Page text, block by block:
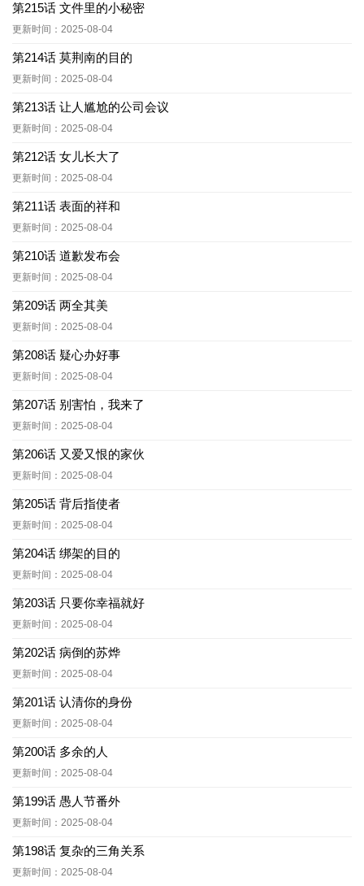
第215话 文件里的小秘密
更新时间：2025-08-04
第214话 莫荆南的目的
更新时间：2025-08-04
第213话 让人尴尬的公司会议
更新时间：2025-08-04
第212话 女儿长大了
更新时间：2025-08-04
第211话 表面的祥和
更新时间：2025-08-04
第210话 道歉发布会
更新时间：2025-08-04
第209话 两全其美
更新时间：2025-08-04
第208话 疑心办好事
更新时间：2025-08-04
第207话 别害怕，我来了
更新时间：2025-08-04
第206话 又爱又恨的家伙
更新时间：2025-08-04
第205话 背后指使者
更新时间：2025-08-04
第204话 绑架的目的
更新时间：2025-08-04
第203话 只要你幸福就好
更新时间：2025-08-04
第202话 病倒的苏烨
更新时间：2025-08-04
第201话 认清你的身份
更新时间：2025-08-04
第200话 多余的人
更新时间：2025-08-04
第199话 愚人节番外
更新时间：2025-08-04
第198话 复杂的三角关系
更新时间：2025-08-04